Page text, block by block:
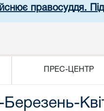
правосуддя.
ПРЕС-ЦЕНТР